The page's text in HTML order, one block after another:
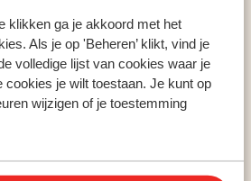
klikken ga je akkoord met het
Als je op 'Beheren’ klikt, vind je
volledige lijst van cookies waar je
cookies je wilt toestaan. Je kunt op
wijzigen of je toestemming
skigebieden
Zillertal
Hinterglemm
Ski Amadé